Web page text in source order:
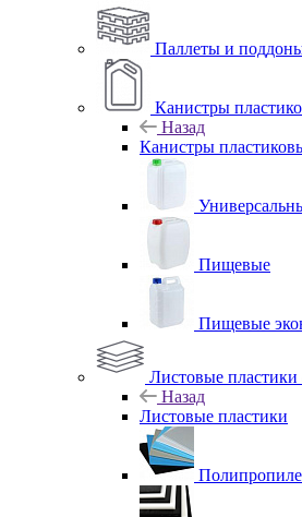
Паллеты и
Канистры
Назад
Канистры
Пищевые
Пищевые
Листовые пластики
Назад
Листовые пластики